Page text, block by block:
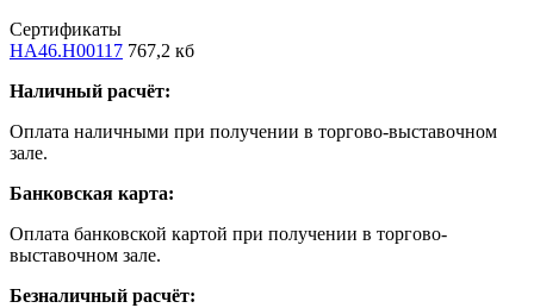
Сертификаты
HA46.H00117 767,2 кб
Наличный расчёт:
Оплата наличными при получении в торгово-выставочном
зале.
Банковская карта:
Оплата банковской картой при получении в торгово-
выставочном зале.
Безналичный расчёт: